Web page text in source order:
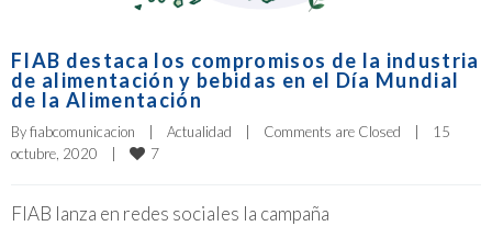
FIAB destaca los compromisos de la industria
de alimentación y bebidas en el Día Mundial
de la Alimentación
By fiabcomunicacion Actualidad Comments are Closed
15
octubre, 2020
7
FIAB lanza en redes sociales la campaña